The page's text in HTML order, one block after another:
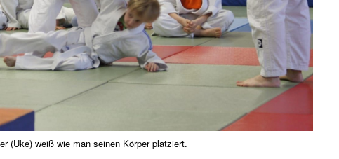
(Uke) weiß wie man seinen Körper platziert.